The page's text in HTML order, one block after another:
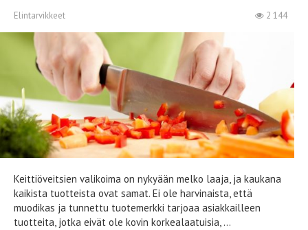
Elintarvikkeet 2 144
Keittiöveitsien valikoima on nykyään melko laaja, ja kaukana
kaikista tuotteista ovat samat. Ei ole harvinaista, että
muodikas ja tunnettu tuotemerkki tarjoaa asiakkailleen
tuotteita, jotka eivät ole kovin korkealaatuisia, ...